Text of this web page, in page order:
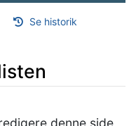
Se historik
denne side